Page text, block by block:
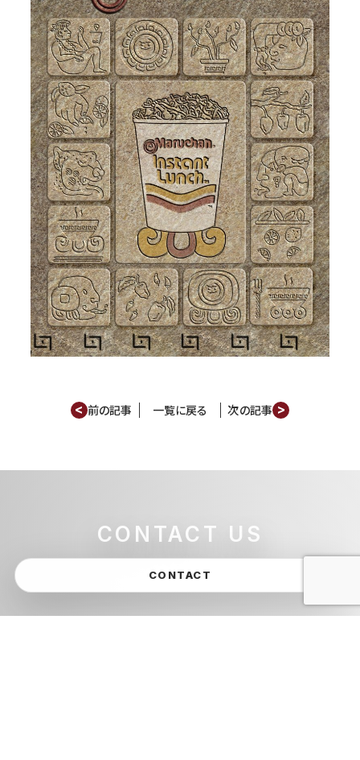
< 前の記事 一覧に戻る 次の記事 >
CONTACT US
CONTACT